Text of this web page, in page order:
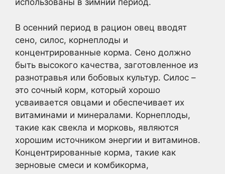
использованы в зимний период.
В осенний период в рацион овец вводят
сено, силос, корнеплоды и
концентрированные корма. Сено должно
быть высокого качества, заготовленное из
разнотравья или бобовых культур. Силос –
это сочный корм, который хорошо
усваивается овцами и обеспечивает их
витаминами и минералами. Корнеплоды,
такие как свекла и морковь, являются
хорошим источником энергии и витаминов.
Концентрированные корма, такие как
зерновые смеси и комбикорма,